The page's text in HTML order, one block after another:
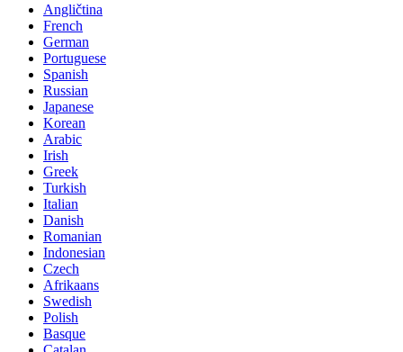
Angličtina
French
German
Portuguese
Spanish
Russian
Japanese
Korean
Arabic
Irish
Greek
Turkish
Italian
Danish
Romanian
Indonesian
Czech
Afrikaans
Swedish
Polish
Basque